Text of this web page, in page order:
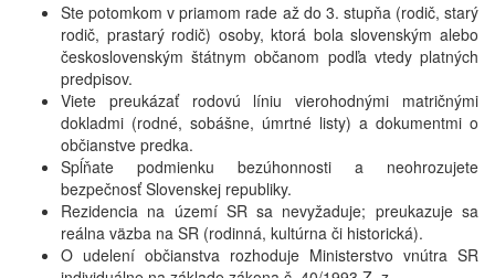
Ste potomkom v priamom rade až do 3. stupňa (rodič, starý
rodič, prastarý rodič) osoby, ktorá bola slovenským alebo
československým štátnym občanom podľa vtedy platných
predpisov.
Viete preukázať rodovú líniu vierohodnými matričnými
dokladmi (rodné, sobášne, úmrtné listy) a dokumentmi o
občianstve predka.
Spĺňate podmienku bezúhonnosti a neohrozujete
bezpečnosť Slovenskej republiky.
Rezidencia na území SR sa nevyžaduje; preukazuje sa
reálna väzba na SR (rodinná, kultúrna či historická).
O udelení občianstva rozhoduje Ministerstvo vnútra SR